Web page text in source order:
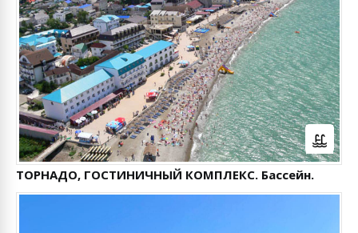
ТОРНАДО, ГОСТИНИЧНЫЙ КОМПЛЕКС. Бассейн.